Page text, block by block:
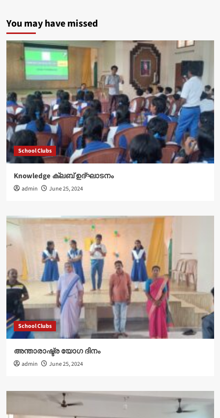
You may have missed
School Clubs
Knowledge ക്ലബ് ഉദ്‌ഘാടനം
admin June 25, 2024
School Clubs
അന്താരാഷ്ട്ര യോഗ ദിനം
admin June 25, 2024